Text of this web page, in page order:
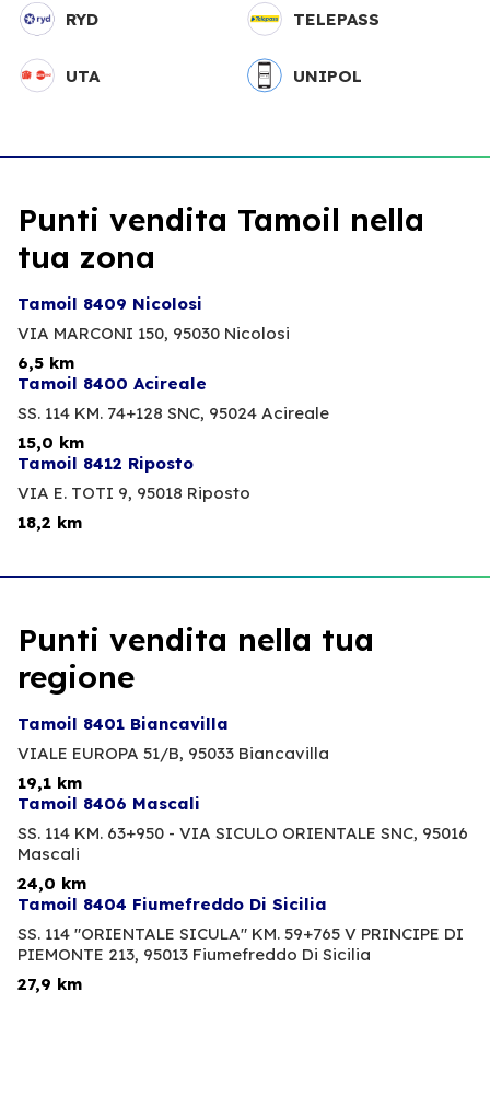
RYD TELEPASS
UTA UNIPOL
Punti vendita Tamoil nella
tua zona
Tamoil 8409 Nicolosi
VIA MARCONI 150, 95030 Nicolosi
6,5 km
Tamoil 8400 Acireale
SS. 114 KM. 74+128 SNC, 95024 Acireale
15,0 km
Tamoil 8412 Riposto
VIA E. TOTI 9, 95018 Riposto
18,2 km
Punti vendita nella tua
regione
Tamoil 8401 Biancavilla
VIALE EUROPA 51/B, 95033 Biancavilla
19,1 km
Tamoil 8406 Mascali
SS. 114 KM. 63+950 - VIA SICULO ORIENTALE SNC, 95016
Mascali
24,0 km
Tamoil 8404 Fiumefreddo Di Sicilia
SS. 114 "ORIENTALE SICULA" KM. 59+765 V PRINCIPE DI
PIEMONTE 213, 95013 Fiumefreddo Di Sicilia
27,9 km